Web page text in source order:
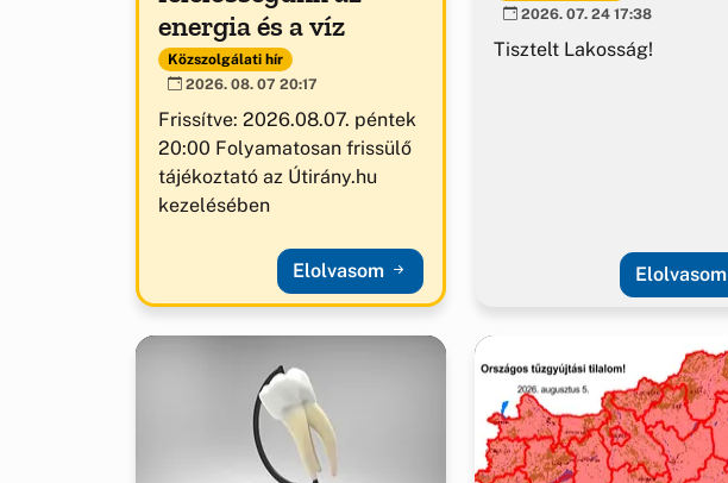
energia és a víz
Közszolgálati hír
2026. 08. 07 20:17
Frissítve: 2026.08.07. péntek
20:00 Folyamatosan frissülő
tájékoztató az Útirány.hu
kezelésében
Elolvasom
2026. 07. 24 17:38
Tisztelt Lakosság!
Elolvasom